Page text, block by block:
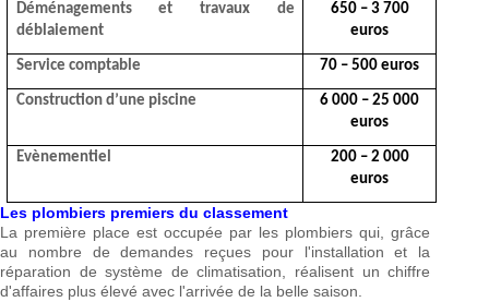
Déménagements et travaux de
déblaiement
650 – 3 700
euros
Service comptable 70 – 500 euros
Construction d’une piscine
6 000 – 25 000
euros
Evènementiel
200 – 2 000
euros
Les plombiers premiers du classement
La première place est occupée par les plombiers qui, grâce
au nombre de demandes reçues pour l'installation et la
réparation de système de climatisation, réalisent un chiffre
d'affaires plus élevé avec l'arrivée de la belle saison.